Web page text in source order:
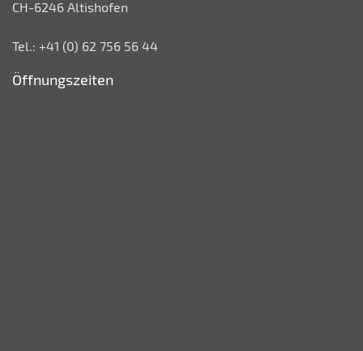
CH-6246 Altishofen
Tel.: +41 (0) 62 756 56 44
Öffnungszeiten